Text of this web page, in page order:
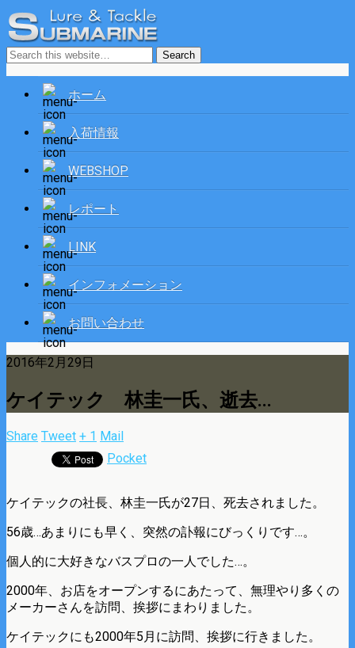
ホーム
入荷情報
WEBSHOP
レポート
LINK
インフォメーション
お問い合わせ
2016年2月29日
ケイテック 林圭一氏、逝去…
Share Tweet + 1 Mail
Pocket
ケイテックの社長、林圭一氏が27日、死去されました。
56歳…あまりにも早く、突然の訃報にびっくりです…。
個人的に大好きなバスプロの一人でした…。
2000年、お店をオープンするにあたって、無理やり多くの
メーカーさんを訪問、挨拶にまわりました。
ケイテックにも2000年5月に訪問、挨拶に行きました。